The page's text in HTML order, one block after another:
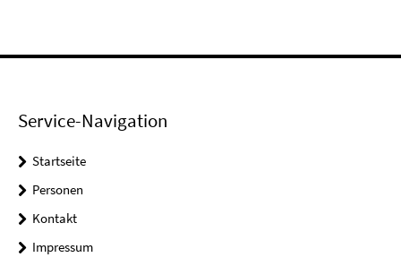
Service-Navigation
Startseite
Personen
Kontakt
Impressum